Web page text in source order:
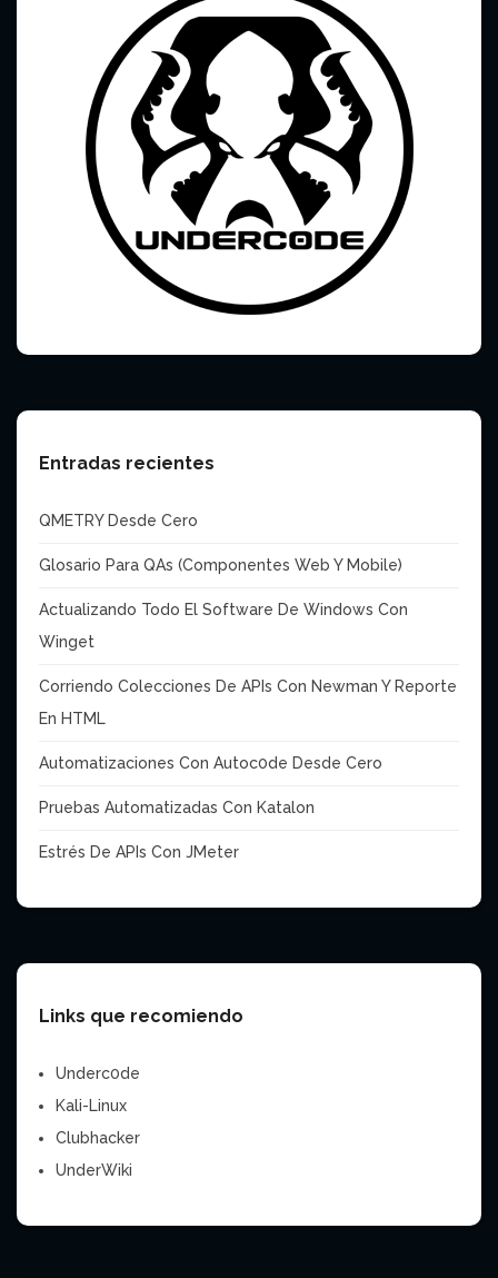
Entradas recientes
QMETRY Desde Cero
Glosario Para QAs (Componentes Web Y Mobile)
Actualizando Todo El Software De Windows Con
Winget
Corriendo Colecciones De APIs Con Newman Y Reporte
En HTML
Automatizaciones Con Autoc0de Desde Cero
Pruebas Automatizadas Con Katalon
Estrés De APIs Con JMeter
Links que recomiendo
Underc0de
Kali-Linux
Clubhacker
UnderWiki